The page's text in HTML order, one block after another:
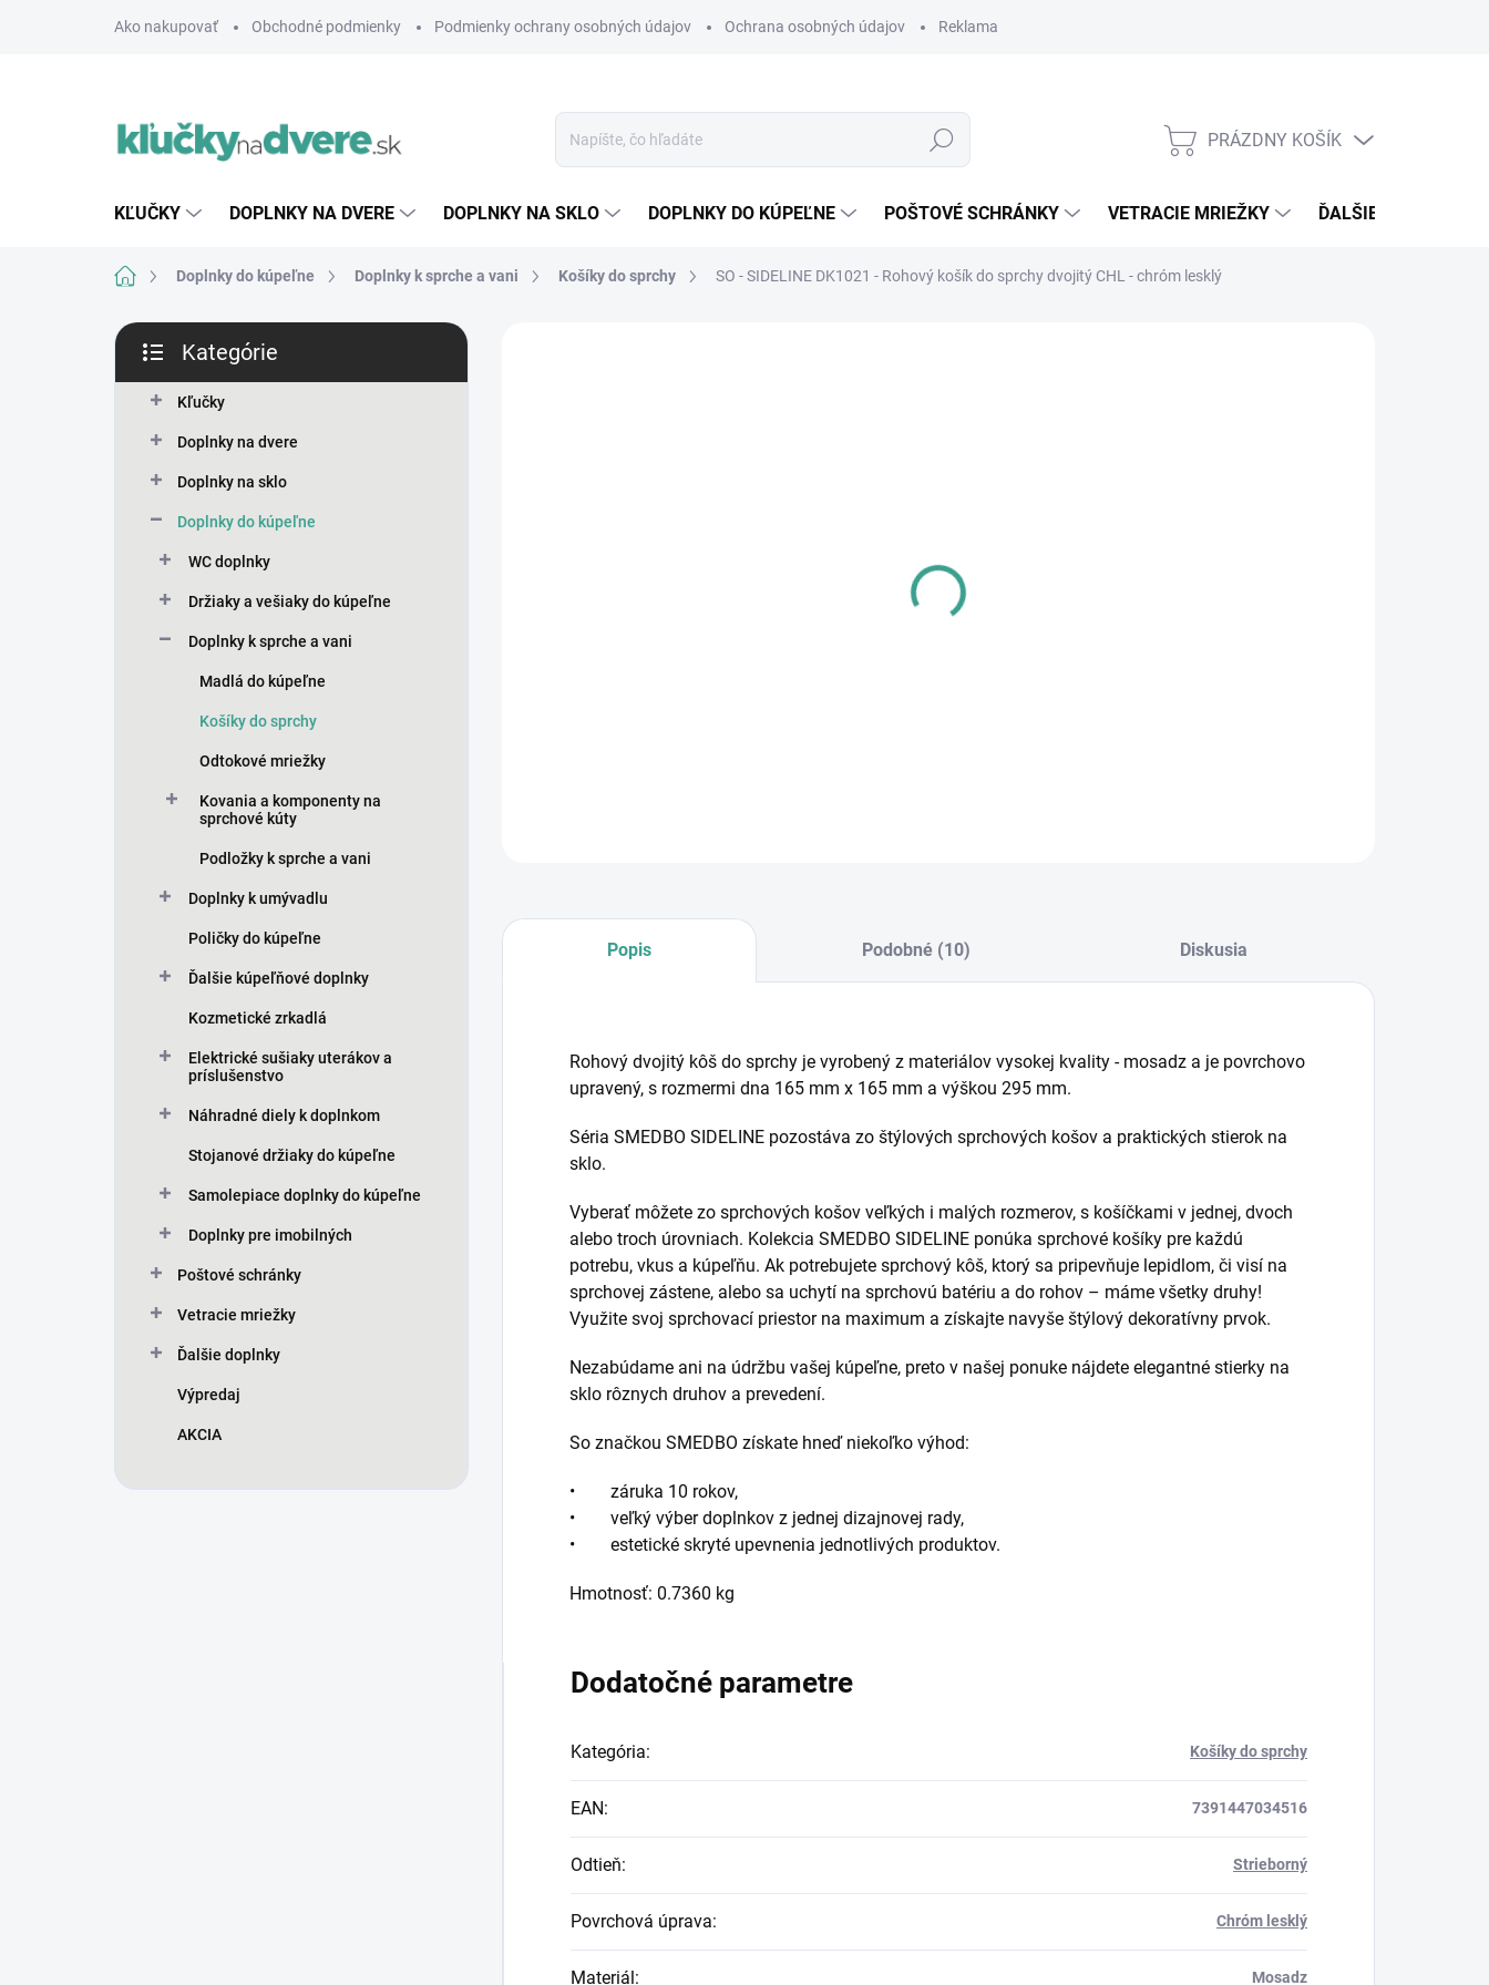
Ako nakupovať Obchodné podmienky Podmienky ochrany osobných údajov Ochrana osobných údajov Reklamačné podmienky
Hľadať
NÁKUPNÝ
PRÁZDNY KOŠÍK
KĽUČKY DOPLNKY NA DVERE DOPLNKY NA SKLO DOPLNKY DO KÚPEĽNE POŠTOVÉ SCHRÁNKY VETRACIE MRIEŽKY ĎALŠIE DOPLNKY
DomovDoplnky do kúpeľne Doplnky k sprche a vani Košíky do sprchy SO - SIDELINE DK1021 - Rohový košík do sprchy dvojitý CHL - chróm lesklý
B
č
kategórie
Kategórie
Kľučky
Doplnky na dvere
Doplnky na sklo
Doplnky do kúpeľne
WC doplnky
Držiaky a vešiaky do kúpeľne
Doplnky k sprche a vani
Madlá do kúpeľne
Košíky do sprchy
Odtokové mriežky
Kovania a komponenty na
sprchové kúty
Podložky k sprche a vani
Doplnky k umývadlu
Poličky do kúpeľne
Ďalšie kúpeľňové doplnky
Kozmetické zrkadlá
Elektrické sušiaky uterákov a
príslušenstvo
Náhradné diely k doplnkom
Stojanové držiaky do kúpeľne
Samolepiace doplnky do kúpeľne
Doplnky pre imobilných
Poštové schránky
Vetracie mriežky
Ďalšie doplnky
Výpredaj
AKCIA
Popis Podobné (10) Diskusia
Rohový dvojitý kôš do sprchy je vyrobený z materiálov vysokej kvality - mosadz a je povrchovo
upravený, s rozmermi dna 165 mm x 165 mm a výškou 295 mm.
Séria SMEDBO SIDELINE pozostáva zo štýlových sprchových košov a praktických stierok na
sklo.
Vyberať môžete zo sprchových košov veľkých i malých rozmerov, s košíčkami v jednej, dvoch
alebo troch úrovniach. Kolekcia SMEDBO SIDELINE ponúka sprchové košíky pre každú
potrebu, vkus a kúpeľňu. Ak potrebujete sprchový kôš, ktorý sa pripevňuje lepidlom, či visí na
sprchovej zástene, alebo sa uchytí na sprchovú batériu a do rohov – máme všetky druhy!
Využite svoj sprchovací priestor na maximum a získajte navyše štýlový dekoratívny prvok.
Nezabúdame ani na údržbu vašej kúpeľne, preto v našej ponuke nájdete elegantné stierky na
sklo rôznych druhov a prevedení.
So značkou SMEDBO získate hneď niekoľko výhod:
• záruka 10 rokov,
• veľký výber doplnkov z jednej dizajnovej rady,
• estetické skryté upevnenia jednotlivých produktov.
Hmotnosť: 0.7360 kg
Dodatočné parametre
Kategória: Košíky do sprchy
EAN: 7391447034516
Odtieň: Strieborný
Povrchová úprava: Chróm lesklý
Materiál: Mosadz